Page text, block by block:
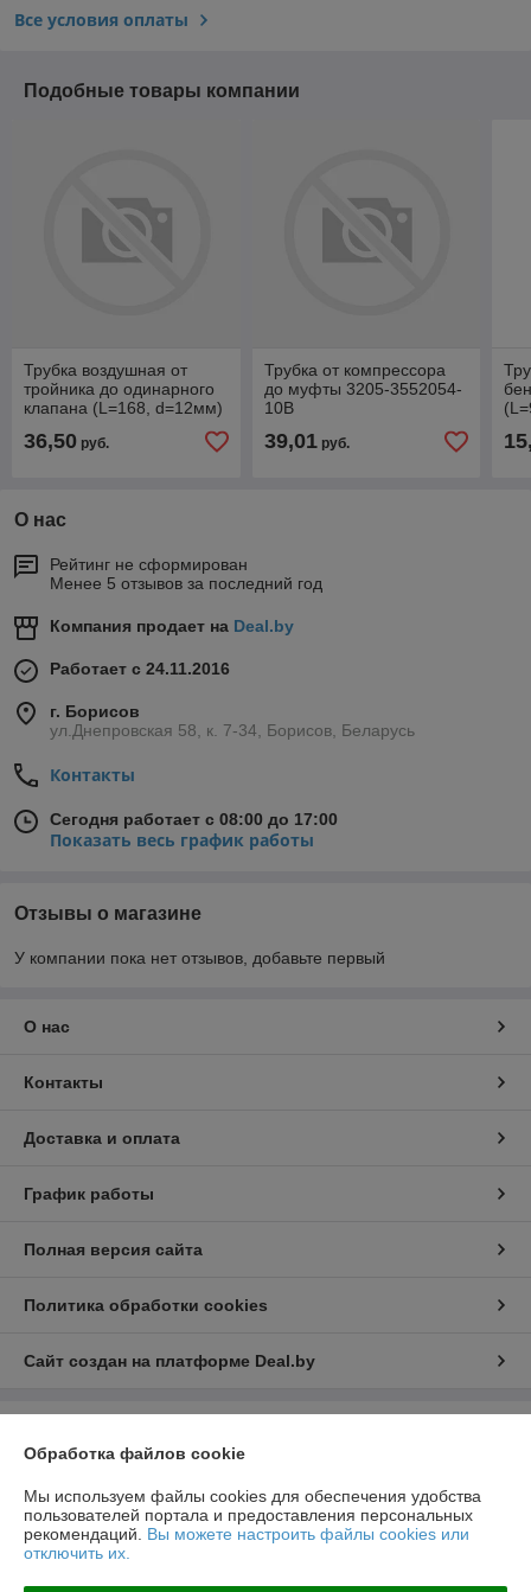
Все условия оплаты
Подобные товары компании
Трубка воздушная от
тройника до одинарного
клапана (L=168, d=12мм)
36,50 руб.
Трубка от компрессора
до муфты 3205-3552054-
10В
39,01руб.
О нас
Рейтинг не сформирован
Менее 5 отзывов за последний год
Компания продает на Deal.by
Работает с 24.11.2016
г. Борисов
ул.Днепровская 58, к. 7-34, Борисов, Беларусь
Контакты
Сегодня работает с 08:00 до 17:00
Показать весь график работы
Отзывы о магазине
У компании пока нет отзывов, добавьте первый
О нас
Контакты
Доставка и оплата
График работы
Полная версия сайта
Политика обработки cookies
Сайт создан на платформе Deal.by
222519, Беларусь, Минская обл., г.Борисов, ул.Днепровская д.58 к.7-34
Регистрационный номер ЕГР: 691923499
Обработка файлов cookie
Мы используем файлы cookies для обеспечения удобства
пользователей портала и предоставления персональных
рекомендаций. Вы можете настроить файлы cookies или
отключить их.